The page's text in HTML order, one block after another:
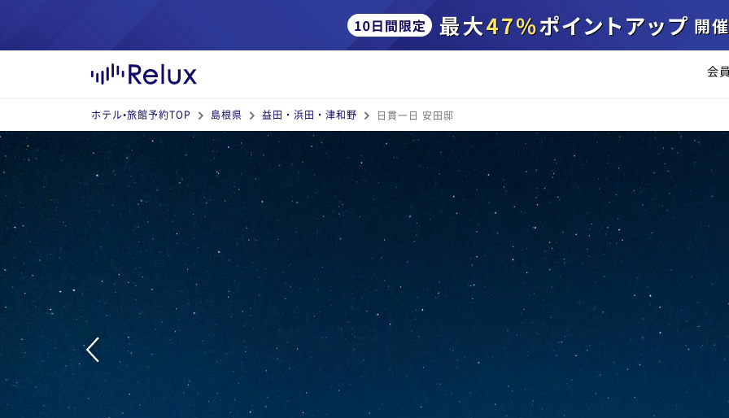
会
ホテル•旅館予約TOP 島根県 益田・浜田・津和野 日貫一日 安田邸